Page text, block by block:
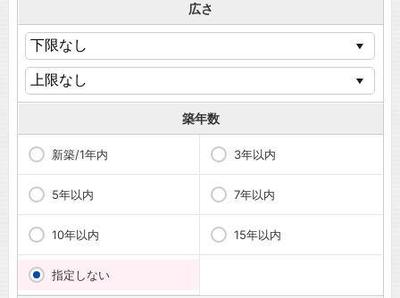
広さ
築年数
新築/1年内 3年以内
5年以内 7年以内
10年以内 15年以内
指定しない